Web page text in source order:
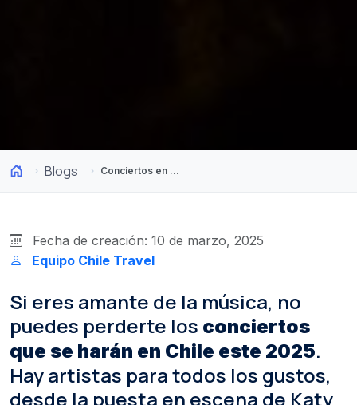
Blogs Conciertos en Chile: Los imperdibles del 2025
Fecha de creación: 10 de marzo, 2025
Equipo Chile Travel
Si eres amante de la música, no
puedes perderte los conciertos
que se harán en Chile este 2025.
Hay artistas para todos los gustos,
desde la puesta en escena de Katy